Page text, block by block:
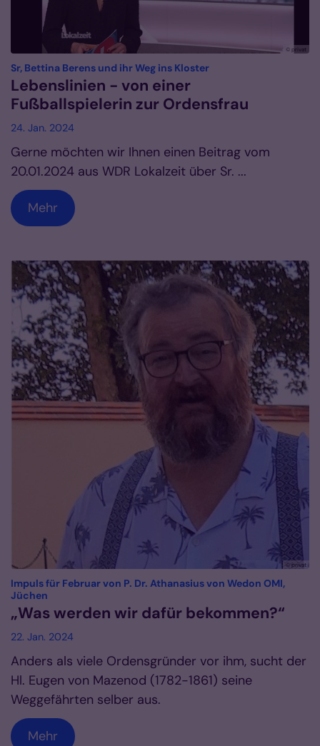
© privat
Sr, Bettina Berens und ihr Weg ins Kloster:
Lebenslinien - von einer
Fußballspielerin zur Ordensfrau
24. Jan. 2024
Gerne möchten wir Ihnen einen Beitrag vom
20.01.2024 aus WDR Lokalzeit über Sr. ...
Mehr
© privat
Impuls für Februar von P. Dr. Athanasius von Wedon OMI,
Jüchen
„Was werden wir dafür bekommen?“
22. Jan. 2024
Anders als viele Ordensgründer vor ihm, sucht der
Hl. Eugen von Mazenod (1782-1861) seine
Weggefährten selber aus.
Mehr